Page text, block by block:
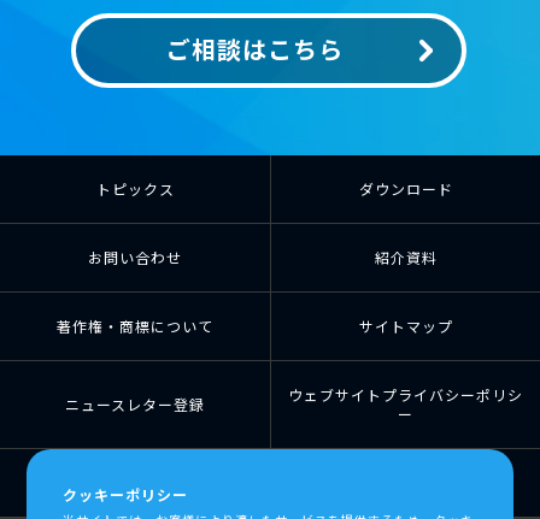
ご相談はこちら
トピックス ダウンロード
お問い合わせ 紹介資料
著作権・商標について サイトマップ
ニュースレター登録
ウェブサイトプライバシーポリシ
ー
クッキーポリシー